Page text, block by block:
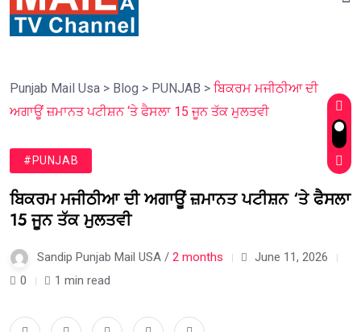
Punjab Mail Usa > Blog > PUNJAB > ਬਿਕਰਮ ਮਜੀਠੀਆ ਦੀ
ਅਗਾਊਂ ਜ਼ਮਾਨਤ ਪਟੀਸ਼ਨ ‘ਤੇ ਫੈਸਲਾ 15 ਜੂਨ ਤੱਕ ਮੁਲਤਵੀ
#PUNJAB
ਬਿਕਰਮ ਮਜੀਠੀਆ ਦੀ ਅਗਾਊਂ ਜ਼ਮਾਨਤ ਪਟੀਸ਼ਨ ‘ਤੇ ਫੈਸਲਾ
15 ਜੂਨ ਤੱਕ ਮੁਲਤਵੀ
Sandip Punjab Mail USA / 2 months
June 11, 2026
0
1 min read